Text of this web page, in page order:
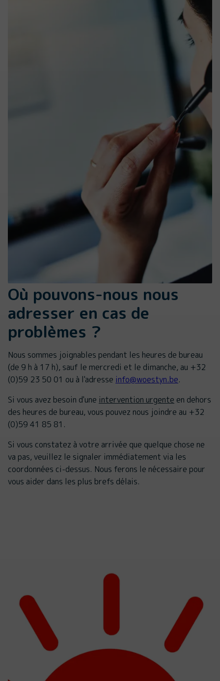
Où pouvons-nous nous
adresser en cas de
problèmes ?
Nous sommes joignables pendant les heures de bureau
(de 9 h à 17 h), sauf le mercredi et le dimanche, au +32
(0)59 23 50 01 ou à l'adresse info@woestyn.be.
Si vous avez besoin d'une intervention urgente en dehors
des heures de bureau, vous pouvez nous joindre au +32
(0)59 41 85 81.
Si vous constatez à votre arrivée que quelque chose ne
va pas, veuillez le signaler immédiatement via les
coordonnées ci-dessus. Nous ferons le nécessaire pour
vous aider dans les plus brefs délais.